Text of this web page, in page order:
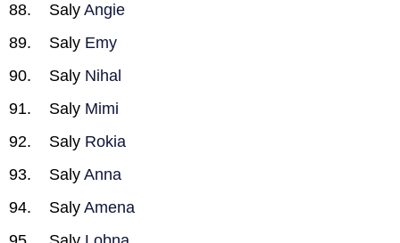
Saly Angie
Saly Emy
Saly Nihal
Saly Mimi
Saly Rokia
Saly Anna
Saly Amena